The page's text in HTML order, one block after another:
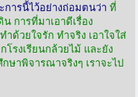
ารนี้ไว้อย่างถ่อมตนว่าที่
การที่มาเอาดีเรื่อง
ด้วยใจรัก ทำจริง เอาใจใส่
รงเรียนกล้วยไม้ และยัง
กษาพิจารณาจริงๆ เราจะไป